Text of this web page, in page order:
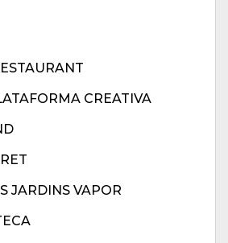
CREATIVA
JARDINS VAPOR